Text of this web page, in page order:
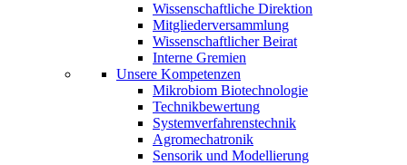
Wissenschaftliche Direktion
Mitgliederversammlung
Wissenschaftlicher Beirat
Interne Gremien
Unsere Kompetenzen
Mikrobiom Biotechnologie
Technikbewertung
Systemverfahrenstechnik
Agromechatronik
Sensorik und Modellierung